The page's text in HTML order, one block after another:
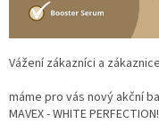
Vážení zákazníci a
máme pro vás nový akční
MAVEX - WHITE PERFECTION!